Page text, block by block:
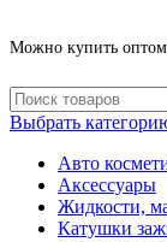
Можно купить оптом
Выбрать
Авто
Аксессуары
Жидкости,
Катушки